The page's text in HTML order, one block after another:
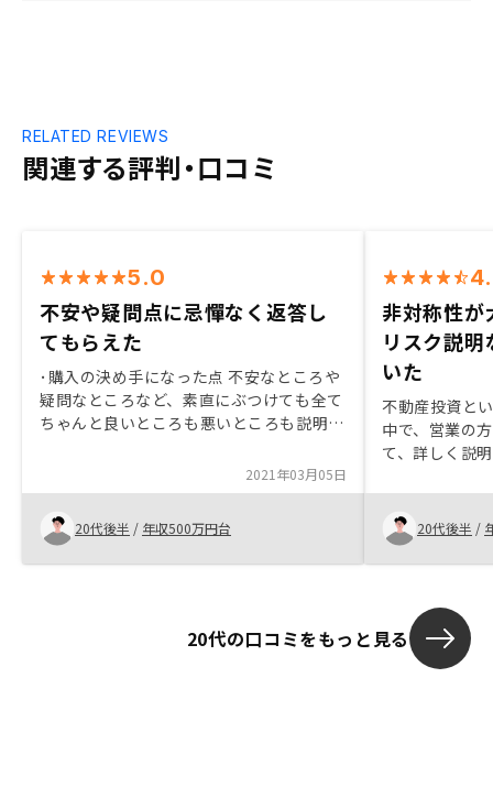
関連する評判・口コミ
RELATED REVIEWS
5.0
不安や疑問点に忌憚なく返答し
てもらえた
･購入の決め手になった点 不安なところや
疑問なところなど、素直にぶつけても全て
ちゃんと良いところも悪いところも説明し
2021年03月05日
20代後半 / 年収500万円台
非対称性が
リスク説
いた
不動産投資と
中で、営業の
て、詳しく説
20代後半 /
20代の口コミをもっと見る